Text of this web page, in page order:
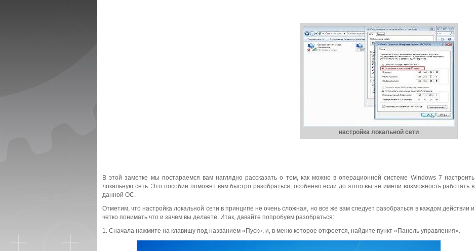
настройка локальной сети
В этой заметке мы постараемся вам наглядно рассказать о том, как можно в операционной системе Windows 7 настроить
локальную сеть. Это пособие поможет вам быстро разобраться, особенно если до этого вы не имели возможность работать в
данной ОС.
Отметим, что настройка локальной сети в принципе не очень сложная, но все же вам следует разобраться в каждом действии и
четко понимать что и зачем вы делаете. Итак, давайте попробуем разобраться:
1. Сначала нажмите на клавишу под названием «Пуск», и, в меню которое откроется, найдите пункт «Панель управления».